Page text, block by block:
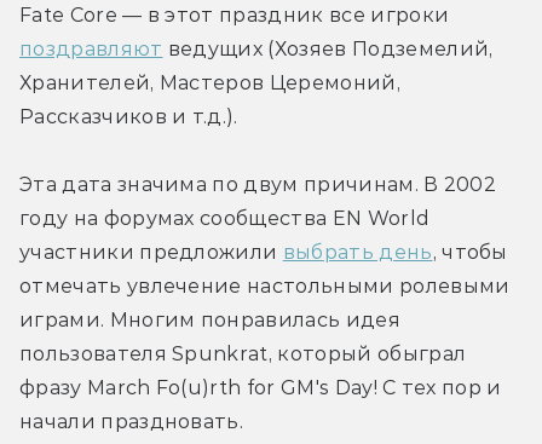
поздравляют ведущих (Хозяев Подземелий,
Хранителей, Мастеров Церемоний,
Рассказчиков и т.д.).
Эта дата значима по двум причинам. В 2002
году на форумах сообщества EN World
участники предложили выбрать день, чтобы
отмечать увлечение настольными ролевыми
играми. Многим понравилась идея
пользователя Spunkrat, который обыграл
фразу March Fo(u)rth for GM's Day! С тех пор и
начали праздновать.